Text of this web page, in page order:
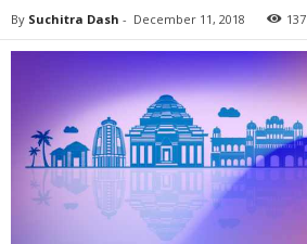
By Suchitra Dash - December 11, 2018 137